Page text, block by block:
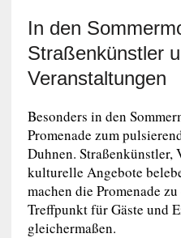
In den
Straßenkünstler
Veranstaltungen
Besonders in den
Promenade zum
Duhnen. Straßenkünstler,
kulturelle Angebote
machen die Promenade
Treffpunkt für Gäste und
gleichermaßen.